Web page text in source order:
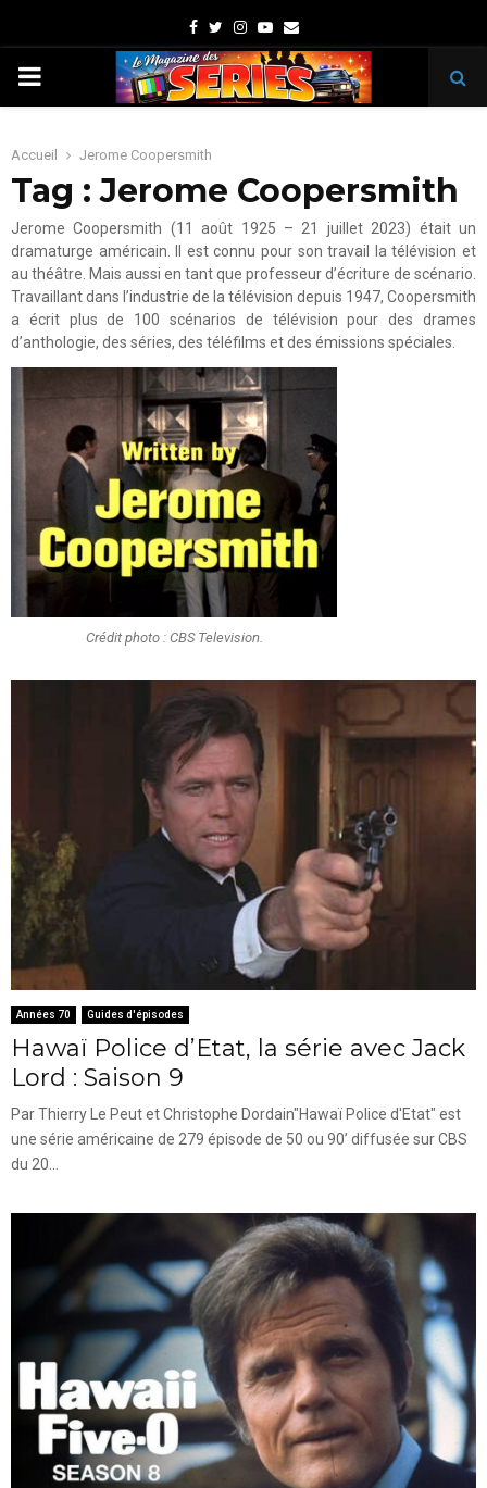
Facebook
TwitterInstagram
Youtube
Email
PRIMARY
Accueil Jerome Coopersmith
Tag : Jerome Coopersmith
Jerome Coopersmith (11 août 1925 – 21 juillet 2023) était un
dramaturge américain. Il est connu pour son travail la télévision et
au théâtre. Mais aussi en tant que professeur d’écriture de scénario.
Travaillant dans l’industrie de la télévision depuis 1947, Coopersmith
a écrit plus de 100 scénarios de télévision pour des drames
d’anthologie, des séries, des téléfilms et des émissions spéciales.
Crédit photo : CBS Television.
Années 70 Guides d'épisodes
Hawaï Police d’Etat, la série avec Jack
Lord : Saison 9
Par Thierry Le Peut et Christophe Dordain"Hawaï Police d'Etat" est
une série américaine de 279 épisode de 50 ou 90’ diffusée sur CBS
du 20...